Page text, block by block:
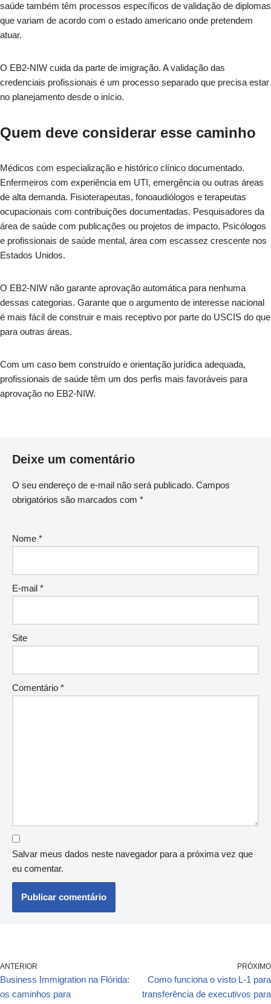
saúde também têm processos específicos de validação de diplomas
que variam de acordo com o estado americano onde pretendem
atuar.
O EB2-NIW cuida da parte de imigração. A validação das
credenciais profissionais é um processo separado que precisa estar
no planejamento desde o início.
Quem deve considerar esse caminho
Médicos com especialização e histórico clínico documentado.
Enfermeiros com experiência em UTI, emergência ou outras áreas
de alta demanda. Fisioterapeutas, fonoaudiólogos e terapeutas
ocupacionais com contribuições documentadas. Pesquisadores da
área de saúde com publicações ou projetos de impacto. Psicólogos
e profissionais de saúde mental, área com escassez crescente nos
Estados Unidos.
O EB2-NIW não garante aprovação automática para nenhuma
dessas categorias. Garante que o argumento de interesse nacional
é mais fácil de construir e mais receptivo por parte do USCIS do que
para outras áreas.
Com um caso bem construído e orientação jurídica adequada,
profissionais de saúde têm um dos perfis mais favoráveis para
aprovação no EB2-NIW.
Deixe um comentário
O seu endereço de e-mail não será publicado. Campos
obrigatórios são marcados com *
Nome *
E-mail *
Site
Comentário *
Salvar meus dados neste navegador para a próxima vez que
eu comentar.
ANTERIOR
Business Immigration na Flórida:
os caminhos para
PRÓXIMO
Como funciona o visto L-1 para
transferência de executivos para